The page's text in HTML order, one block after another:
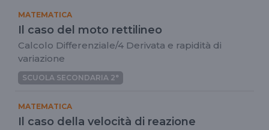
MATEMATICA
Il caso del moto rettilineo
Calcolo Differenziale/4 Derivata e rapidità di
variazione
SCUOLA SECONDARIA 2°
MATEMATICA
Il caso della velocità di reazione